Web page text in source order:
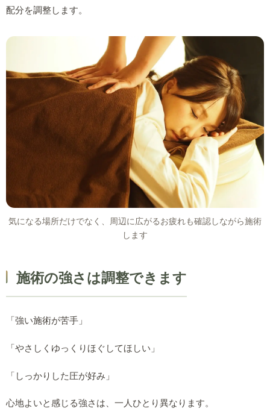
配分を調整します。
気になる場所だけでなく、周辺に広がるお疲れも確認しながら施術
します
施術の強さは調整できます
「強い施術が苦手」
「やさしくゆっくりほぐしてほしい」
「しっかりした圧が好み」
心地よいと感じる強さは、一人ひとり異なります。